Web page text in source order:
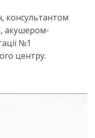
консультантом
акушером-
№1
центру.